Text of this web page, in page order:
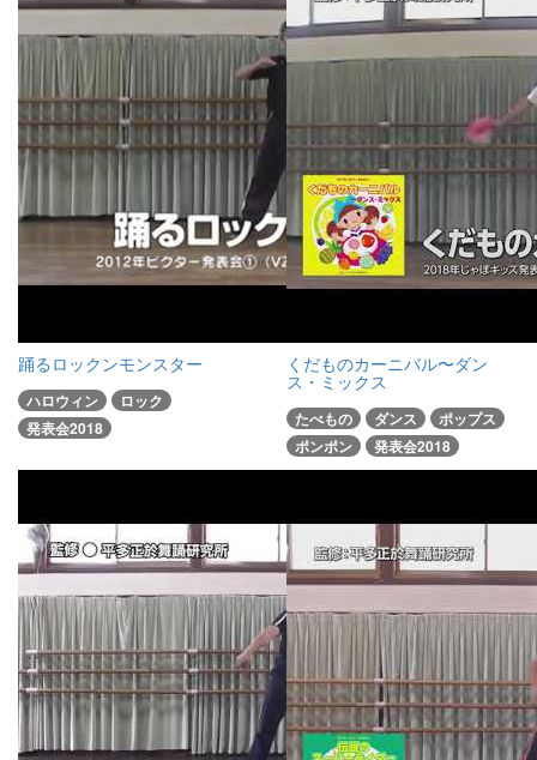
踊るロックンモンスター
ハロウィン
ロック
発表会2018
くだものカーニバル〜ダン
ス・ミックス
たべもの ダンス
ポップス
ポンポン
発表会2018